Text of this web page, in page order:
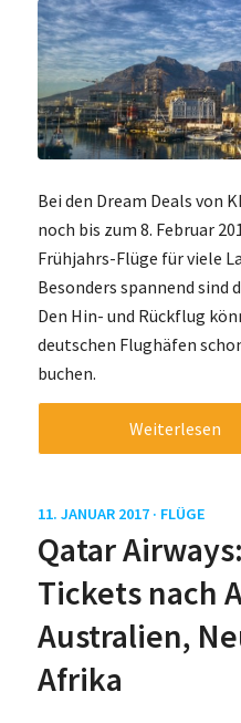
Bei den Dream Deals von
noch bis zum 8. Februar
Frühjahrs-Flüge für viele
Besonders spannend sind
Den Hin- und Rückflug
deutschen Flughäfen
buchen.
Weiterlesen
11. JANUAR 2017 · FLÜGE
Qatar
Tickets nach
Australien,
Afrika